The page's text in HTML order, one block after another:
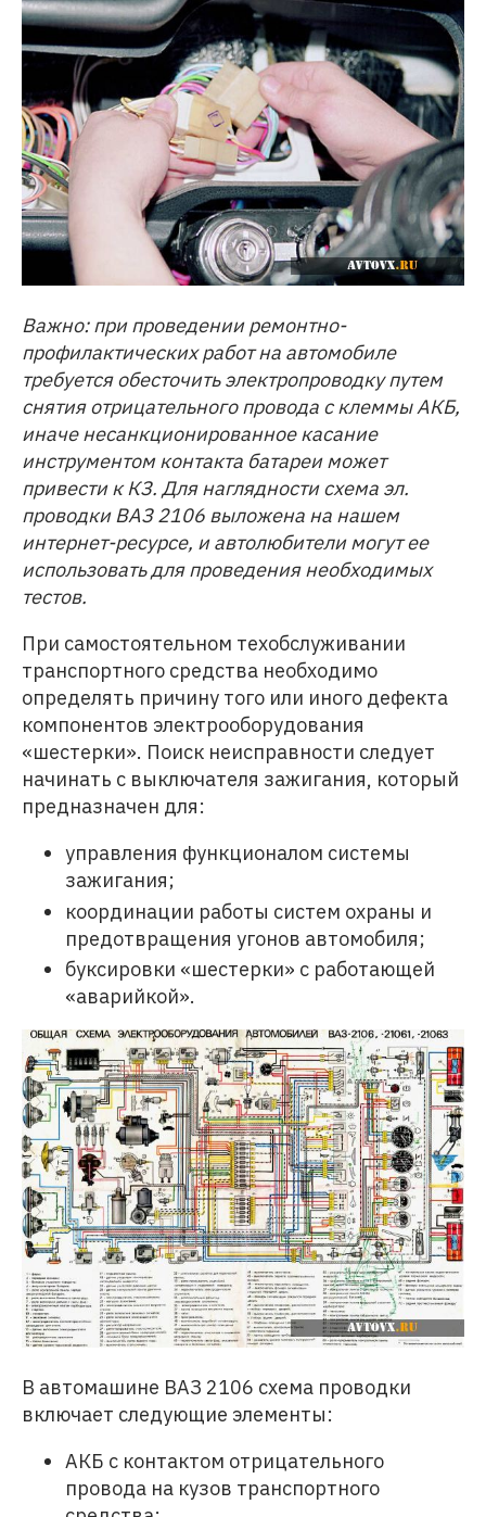
Важно: при проведении ремонтно-
профилактических работ на автомобиле
требуется обесточить электропроводку путем
снятия отрицательного провода с клеммы АКБ,
иначе несанкционированное касание
инструментом контакта батареи может
привести к КЗ. Для наглядности схема эл.
проводки ВАЗ 2106 выложена на нашем
интернет-ресурсе, и автолюбители могут ее
использовать для проведения необходимых
тестов.
При самостоятельном техобслуживании
транспортного средства необходимо
определять причину того или иного дефекта
компонентов электрооборудования
«шестерки». Поиск неисправности следует
начинать с выключателя зажигания, который
предназначен для:
управления функционалом системы
зажигания;
координации работы систем охраны и
предотвращения угонов автомобиля;
буксировки «шестерки» с работающей
«аварийкой».
В автомашине ВАЗ 2106 схема проводки
включает следующие элементы:
АКБ с контактом отрицательного
провода на кузов транспортного